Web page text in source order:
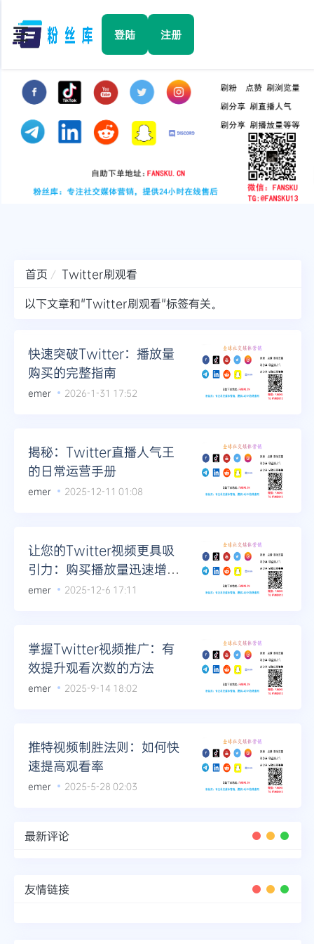
☰ 登陆 注册
Facebook
TikTok
YouTube
Telegram
更多
首页
Twitter刷观看
以下文章和"Twitter刷观看"标签有关。
快速突破Twitter：播放量
购买的完整指南
emer 2026-1-31 17:52
揭秘：Twitter直播人气王
的日常运营手册
emer 2025-12-11 01:08
让您的Twitter视频更具吸
引力：购买播放量迅速增加
互动
emer 2025-12-6 17:11
掌握Twitter视频推广：有
效提升观看次数的方法
emer 2025-9-14 18:02
推特视频制胜法则：如何快
速提高观看率
emer 2025-5-28 02:03
最新评论
友情链接